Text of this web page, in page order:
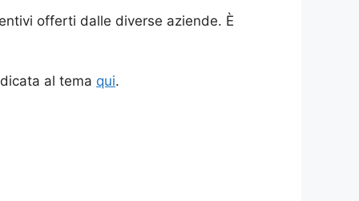
offerti dalle diverse aziende. È
al tema qui.